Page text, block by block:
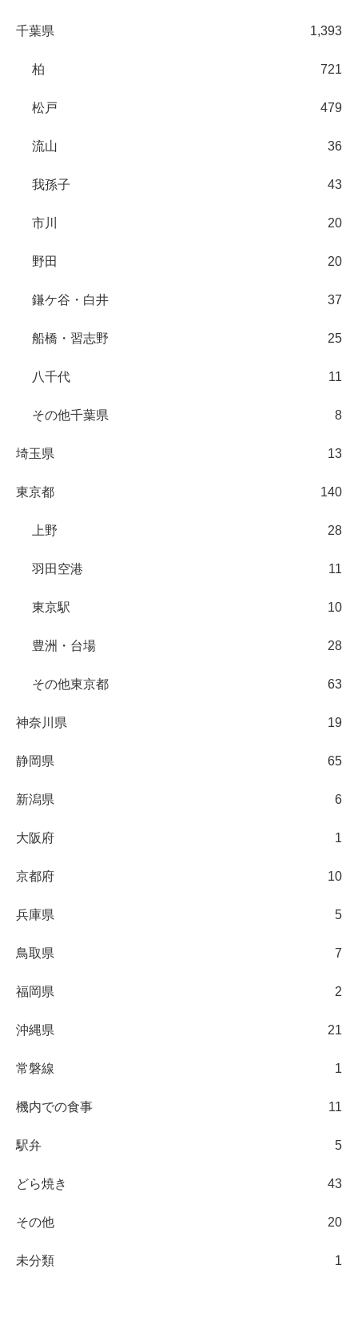
千葉県 1,393
柏 721
松戸 479
流山 36
我孫子 43
市川 20
野田 20
鎌ケ谷・白井 37
船橋・習志野 25
八千代 11
その他千葉県 8
埼玉県 13
東京都 140
上野 28
羽田空港 11
東京駅 10
豊洲・台場 28
その他東京都 63
神奈川県 19
静岡県 65
新潟県 6
大阪府 1
京都府 10
兵庫県 5
鳥取県 7
福岡県 2
沖縄県 21
常磐線 1
機内での食事 11
駅弁 5
どら焼き 43
その他 20
未分類 1